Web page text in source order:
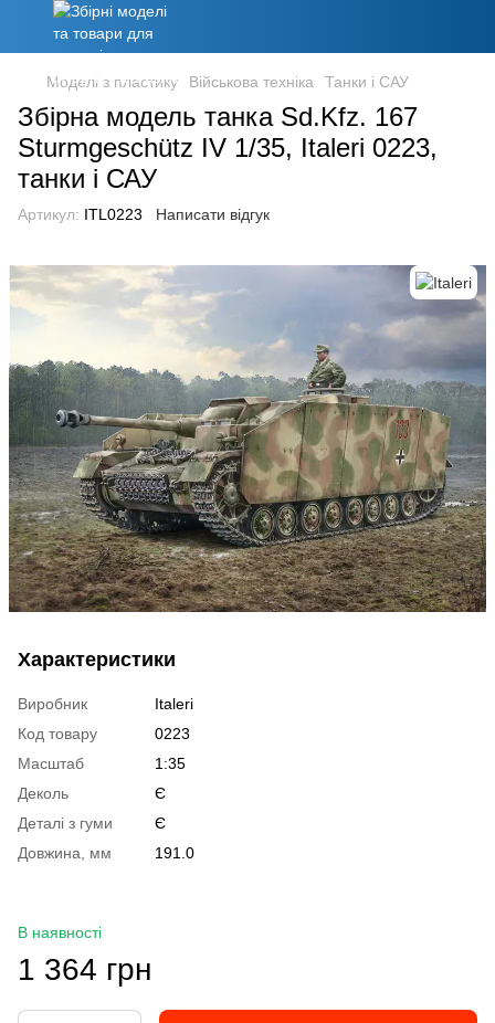
Моделі з пластику Військова техніка Танки і САУ
Збірна модель танка Sd.Kfz. 167
Sturmgeschütz IV 1/35, Italeri 0223,
танки і САУ
Артикул: ITL0223 Написати відгук
Характеристики
Виробник
Italeri
Код товару
0223
Масштаб
1:35
Деколь
Є
Деталі з гуми
Є
Довжина, мм
191.0
В наявності
1 364 грн